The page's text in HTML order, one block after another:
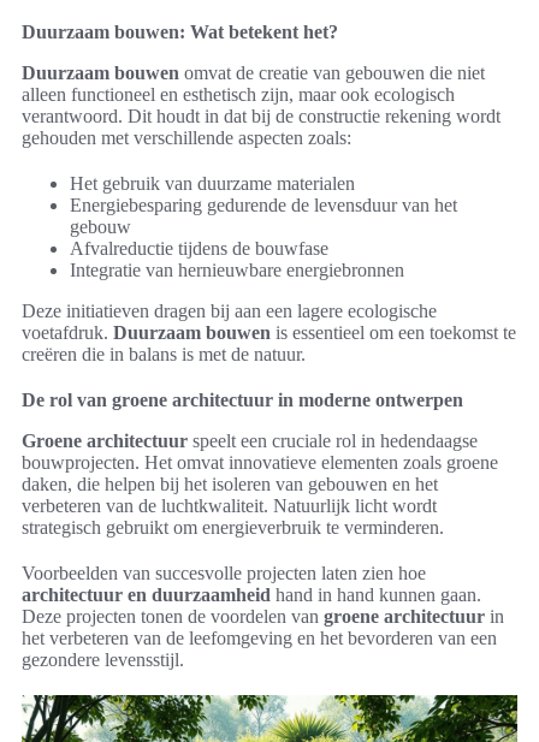
Duurzaam bouwen: Wat betekent het?
Duurzaam bouwen omvat de creatie van gebouwen die niet
alleen functioneel en esthetisch zijn, maar ook ecologisch
verantwoord. Dit houdt in dat bij de constructie rekening wordt
gehouden met verschillende aspecten zoals:
Het gebruik van duurzame materialen
Energiebesparing gedurende de levensduur van het
gebouw
Afvalreductie tijdens de bouwfase
Integratie van hernieuwbare energiebronnen
Deze initiatieven dragen bij aan een lagere ecologische
voetafdruk. Duurzaam bouwen is essentieel om een toekomst te
creëren die in balans is met de natuur.
De rol van groene architectuur in moderne ontwerpen
Groene architectuur speelt een cruciale rol in hedendaagse
bouwprojecten. Het omvat innovatieve elementen zoals groene
daken, die helpen bij het isoleren van gebouwen en het
verbeteren van de luchtkwaliteit. Natuurlijk licht wordt
strategisch gebruikt om energieverbruik te verminderen.
Voorbeelden van succesvolle projecten laten zien hoe
architectuur en duurzaamheid hand in hand kunnen gaan.
Deze projecten tonen de voordelen van groene architectuur in
het verbeteren van de leefomgeving en het bevorderen van een
gezondere levensstijl.